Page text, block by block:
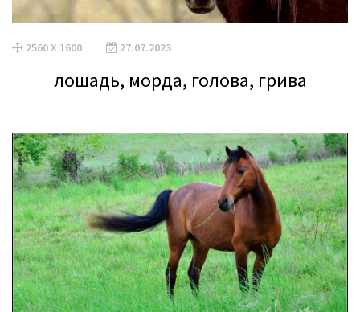
2560 X 1600 27.07.2023
лошадь, морда, голова, грива